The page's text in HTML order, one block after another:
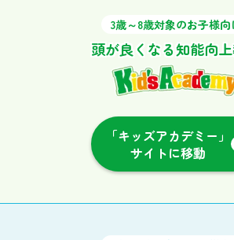
3歳～8歳対象のお子様向
頭が良くなる知能向
「キッズアカデミー」
サイトに移動